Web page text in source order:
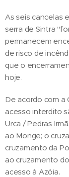
As seis cancelas
serra de Sintra
permanecem
de risco de
que o
hoje.
De acordo com a
acesso interdito
Urca / Pedras
ao Monge; o
cruzamento da
ao cruzamento
acesso à Azóia.